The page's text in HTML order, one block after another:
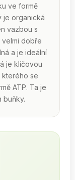
ve formě
je organická
vazbou s
dobře
a je ideální
je klíčovou
kterého se
ATP. Ta je
buňky.